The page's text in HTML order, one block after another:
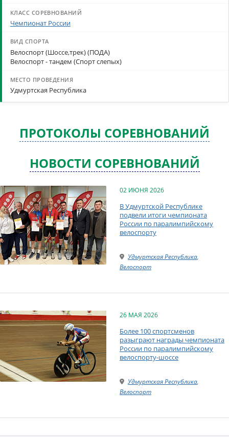
Чемпионат России
Велоспорт (Шоссе,трек) (ПОДА)
Велоспорт - тандем (Спорт слепых)
Удмуртская Республика
ПРОТОКОЛЫ СОРЕВНОВАНИЙ
НОВОСТИ СОРЕВНОВАНИЙ
02 ИЮНЯ 2026
В Удмуртской Республике
подвели итоги чемпионата
России по паралимпийскому
велоспорту
Удмуртская Республика,
Велоспорт
26 МАЯ 2026
Более 100 спортсменов
разыграют награды чемпионата
России по паралимпийскому
велоспорту-шоссе
Удмуртская Республика,
Велоспорт